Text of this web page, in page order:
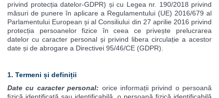
privind protecția datelor-GDPR) și cu Legea nr. 190/2018 privind
măsuri de punere în aplicare a Regulamentului (UE) 2016/679 al
Parlamentului European și al Consiliului din 27 aprilie 2016 privind
protecția persoanelor fizice în ceea ce privește prelucrarea
datelor cu caracter personal și privind libera circulație a acestor
date și de abrogare a Directivei 95/46/CE (GDPR).
1. Termeni și definiții
Date cu caracter personal: orice informații privind o persoană